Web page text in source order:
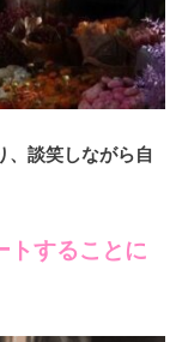
、談笑しながら自
トすることに